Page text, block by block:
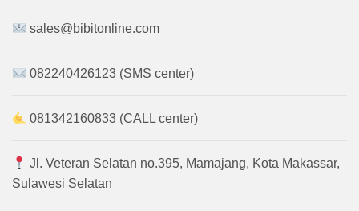
sales@bibitonline.com
082240426123 (SMS center)
081342160833 (CALL center)
Jl. Veteran Selatan no.395, Mamajang, Kota Makassar,
Sulawesi Selatan